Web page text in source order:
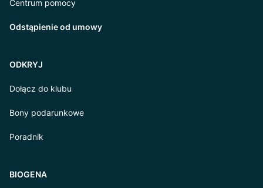
Centrum pomocy
Odstąpienie od umowy
ODKRYJ
Dołącz do klubu
Bony podarunkowe
Poradnik
BIOGENA